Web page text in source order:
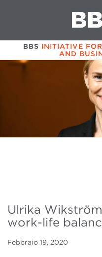
BBS INITIATIVE
AND
Ulrika
work-life
Febbraio 19, 2020